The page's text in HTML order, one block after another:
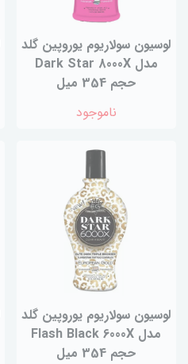
لوسیون سولاریوم یوروپین گلد
مدل Dark Star 8000X
حجم 354 میل
ناموجود
لوسیون سولاریوم یوروپین گلد
مدل Flash Black 6000X
حجم 354 میل